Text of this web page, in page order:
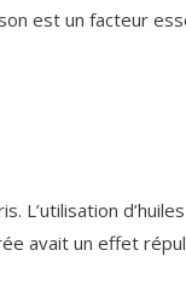
est un facteur
avait un effet